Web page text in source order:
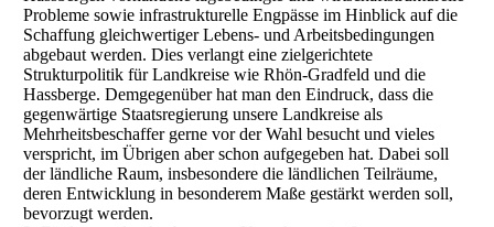
Probleme sowie infrastrukturelle Engpässe im Hinblick auf die
Schaffung gleichwertiger Lebens- und Arbeitsbedingungen
abgebaut werden. Dies verlangt eine zielgerichtete
Strukturpolitik für Landkreise wie Rhön-Gradfeld und die
Hassberge. Demgegenüber hat man den Eindruck, dass die
gegenwärtige Staatsregierung unsere Landkreise als
Mehrheitsbeschaffer gerne vor der Wahl besucht und vieles
verspricht, im Übrigen aber schon aufgegeben hat. Dabei soll
der ländliche Raum, insbesondere die ländlichen Teilräume,
deren Entwicklung in besonderem Maße gestärkt werden soll,
bevorzugt werden.